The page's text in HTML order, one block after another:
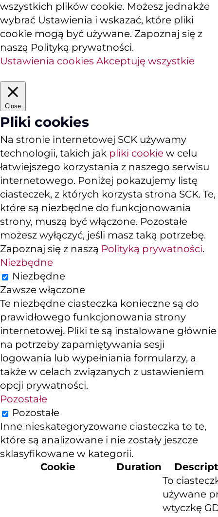
wszystkich plików cookie. Możesz jednakże
wybrać Ustawienia i wskazać, które pliki
cookie mogą być używane. Zapoznaj się z
naszą Polityką prywatności.
Ustawienia cookies Akceptuję wszystkie
Close
Pliki cookies
Na stronie internetowej SCK używamy
technologii, takich jak pliki cookie w celu
łatwiejszego korzystania z naszego serwisu
internetowego. Poniżej pokazujemy listę
ciasteczek, z których korzysta strona SCK. Te,
które są niezbędne do funkcjonowania
strony, muszą być włączone. Pozostałe
możesz wyłączyć, jeśli masz taką potrzebę.
Zapoznaj się z naszą Polityką prywatności.
Niezbędne
Niezbędne
Zawsze włączone
Te niezbędne ciasteczka konieczne są do
prawidłowego funkcjonowania strony
internetowej. Pliki te są instalowane głównie
na potrzeby zapamiętywania sesji
logowania lub wypełniania formularzy, a
także w celach związanych z ustawieniem
opcji prywatności.
Pozostałe
Pozostałe
Inne nieskategoryzowane ciasteczka to te,
które są analizowane i nie zostały jeszcze
sklasyfikowane w kategorii.
Cookie
Duration
To
używane
wtyczkę